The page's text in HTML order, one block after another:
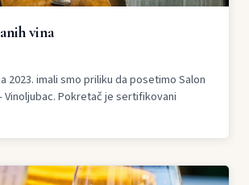
vina
2023. imali smo priliku da posetimo Salon
Vinoljubac. Pokretač je sertifikovani